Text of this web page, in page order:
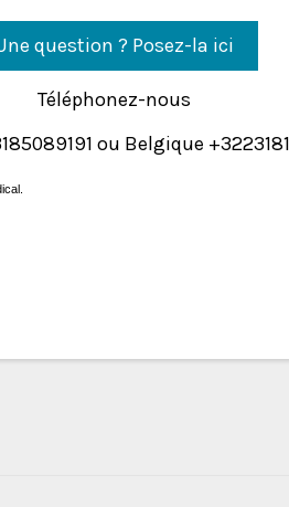
question ? Posez-la ici
Téléphonez-nous
ou Belgique
médical.